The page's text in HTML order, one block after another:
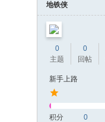
地铁侠
0
主题
0
回帖
新手上路
积分 0